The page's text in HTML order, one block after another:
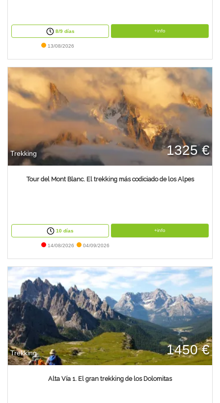
8/9 días +info
13/08/2026
Trekking 1325 €
Tour del Mont Blanc. El trekking más codiciado de los Alpes
10 días +info
14/08/2026 04/09/2026
Trekking 1450 €
Alta Vía 1. El gran trekking de los Dolomitas